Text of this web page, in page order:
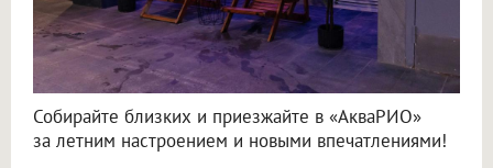
Собирайте близких и приезжайте в «АкваРИО»
за летним настроением и новыми впечатлениями!